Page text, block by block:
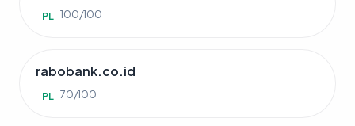
PL 100/100
rabobank.co.id
PL 70/100